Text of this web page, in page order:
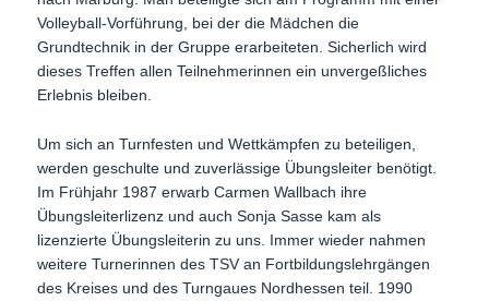
Volleyball-Vorführung, bei der die Mädchen die
Grundtechnik in der Gruppe erarbeiteten. Sicherlich wird
dieses Treffen allen Teilnehmerinnen ein unvergeßliches
Erlebnis bleiben.
Um sich an Turnfesten und Wettkämpfen zu beteiligen,
werden geschulte und zuverlässige Übungsleiter benötigt.
Im Frühjahr 1987 erwarb Carmen Wallbach ihre
Übungsleiterlizenz und auch Sonja Sasse kam als
lizenzierte Übungsleiterin zu uns. Immer wieder nahmen
weitere Turnerinnen des TSV an Fortbildungslehrgängen
des Kreises und des Turngaues Nordhessen teil. 1990